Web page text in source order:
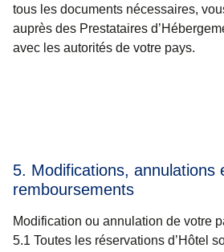
tous les documents nécessaires,
auprès des Prestataires
avec les autorités de votre pays.
5. Modifications, annulations
remboursements
Modification ou annulation de votre
5.1 Toutes les réservations d’Hôtel